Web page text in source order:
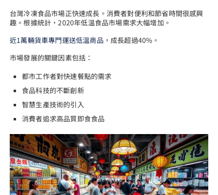
台灣冷凍食品市場正快速成長。消費者對便利和節省時間很感興
趣。根據統計，2020年低溫食品市場需求大幅增加。
近1萬輛貨車專門運送低溫商品 ，成長超過40%。
市場發展的關鍵因素包括：
都市工作者對快速餐點的需求
食品科技的不斷創新
智慧生產技術的引入
消費者追求高品質即食食品